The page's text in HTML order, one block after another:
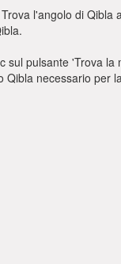
l'angolo di Qibla
sul pulsante 'Trova la
necessario per